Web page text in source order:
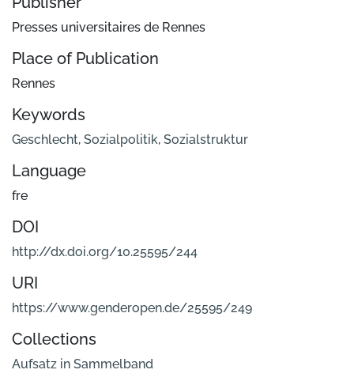
Presses universitaires de Rennes
Place of Publication
Rennes
Keywords
Geschlecht, Sozialpolitik, Sozialstruktur
Language
fre
DOI
http://dx.doi.org/10.25595/244
URI
https://www.genderopen.de/25595/249
Collections
Aufsatz in Sammelband